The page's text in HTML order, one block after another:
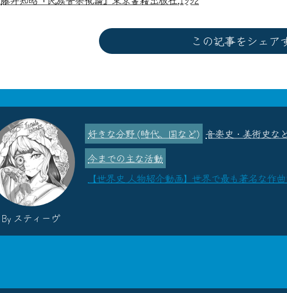
この記事をシェア
By スティーヴ
音楽史・美術史な
【世界史 人物紹介動画】世界で最も著名な作